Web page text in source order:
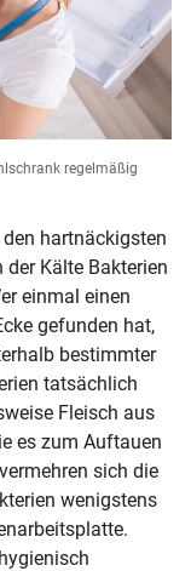
regelmäßig
hartnäckigsten
Kälte Bakterien
einmal einen
gefunden hat,
bestimmter
tatsächlich
Fleisch aus
es zum Auftauen
sich die
wenigstens
hygienisch